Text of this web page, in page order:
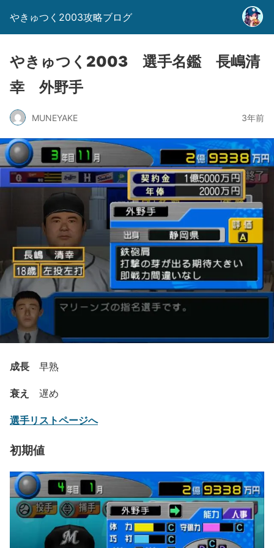
やきゅつく2003攻略ブログ
やきゅつく2003 選手名鑑 長嶋清
幸 外野手
MUNEYAKE 3年前
成長 早熟
衰え 遅め
選手リストページへ
初期値